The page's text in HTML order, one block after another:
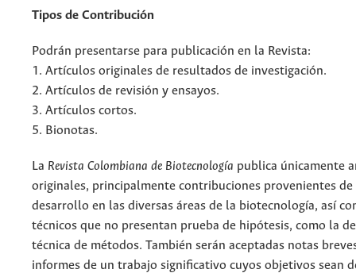
Tipos de Contribución
Podrán presentarse para publicación en la Revista:
1. Artículos originales de resultados de investigación.
2. Artículos de revisión y ensayos.
3. Artículos cortos.
5. Bionotas.
La Revista Colombiana de Biotecnología publica únicamente
originales, principalmente contribuciones provenientes de
desarrollo en las diversas áreas de la biotecnología, así
técnicos que no presentan prueba de hipótesis, como la
técnica de métodos. También serán aceptadas notas
informes de un trabajo significativo cuyos objetivos sean